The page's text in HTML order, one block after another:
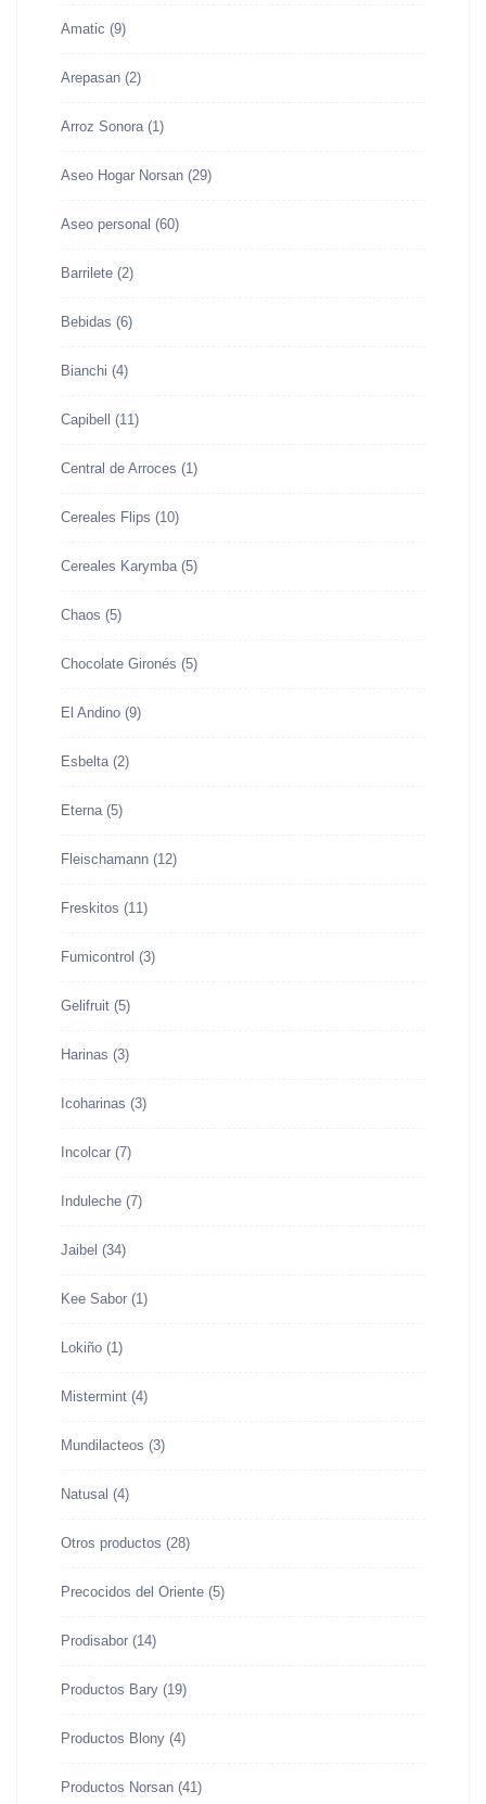
Amatic (9)
Arepasan (2)
Arroz Sonora (1)
Aseo Hogar Norsan (29)
Aseo personal (60)
Barrilete (2)
Bebidas (6)
Bianchi (4)
Capibell (11)
Central de Arroces (1)
Cereales Flips (10)
Cereales Karymba (5)
Chaos (5)
Chocolate Gironés (5)
El Andino (9)
Esbelta (2)
Eterna (5)
Fleischamann (12)
Freskitos (11)
Fumicontrol (3)
Gelifruit (5)
Harinas (3)
Icoharinas (3)
Incolcar (7)
Induleche (7)
Jaibel (34)
Kee Sabor (1)
Lokiño (1)
Mistermint (4)
Mundilacteos (3)
Natusal (4)
Otros productos (28)
Precocidos del Oriente (5)
Prodisabor (14)
Productos Bary (19)
Productos Blony (4)
Productos Norsan (41)